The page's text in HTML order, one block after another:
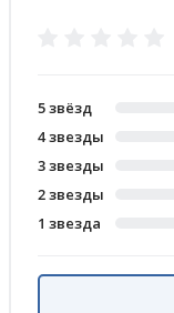
5 звёзд
4 звезды
3 звезды
2 звезды
1 звезда